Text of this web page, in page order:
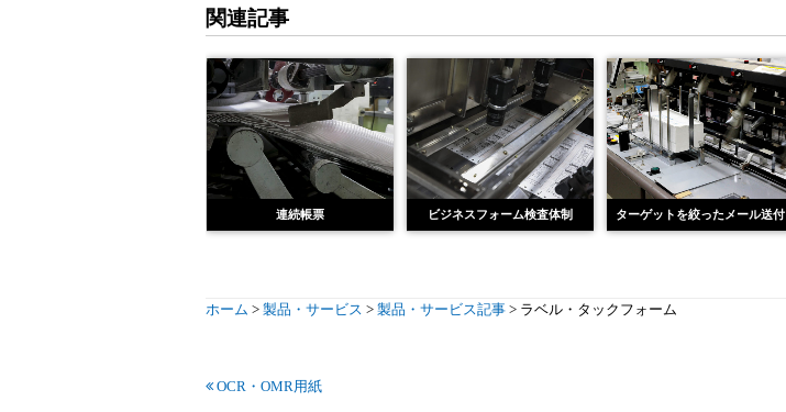
関連記事
連続帳票 ビジネスフォーム検査体制 ターゲットを絞ったメール送付
ホーム > 製品・サービス > 製品・サービス記事 > ラベル・タックフォーム
OCR・OMR用紙